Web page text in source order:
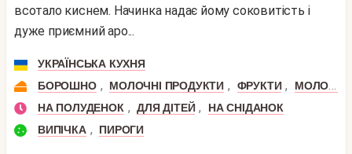
всотало киснем. Начинка надає йому соковитість і
дуже приємний аро...
УКРАЇНСЬКА КУХНЯ
БОРОШНО , МОЛОЧНІ ПРОДУКТИ , ФРУКТИ , МОЛОКО
НА ПОЛУДЕНОК , ДЛЯ ДІТЕЙ ,
НА СНІДАНОК
ВИПІЧКА , ПИРОГИ